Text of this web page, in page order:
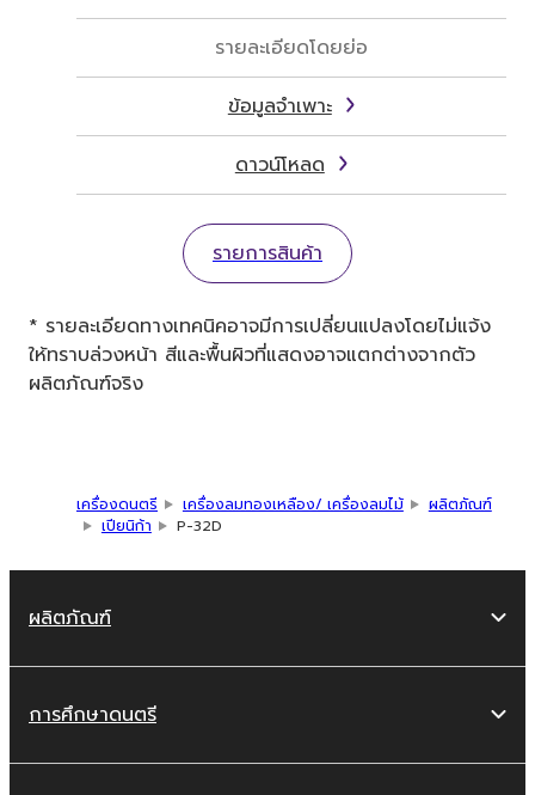
รายละเอียดโดยย่อ
ข้อมูลจำเพาะ
ดาวน์โหลด
รายการสินค้า
* รายละเอียดทางเทคนิคอาจมีการเปลี่ยนแปลงโดยไม่แจ้ง
ให้ทราบล่วงหน้า สีและพื้นผิวที่แสดงอาจแตกต่างจากตัว
ผลิตภัณฑ์จริง
เครื่องดนตรี เครื่องลมทองเหลือง/ เครื่องลมไม้
ผลิตภัณฑ์
เปียนิก้า
P-32D
ผลิตภัณฑ์
การศึกษาดนตรี